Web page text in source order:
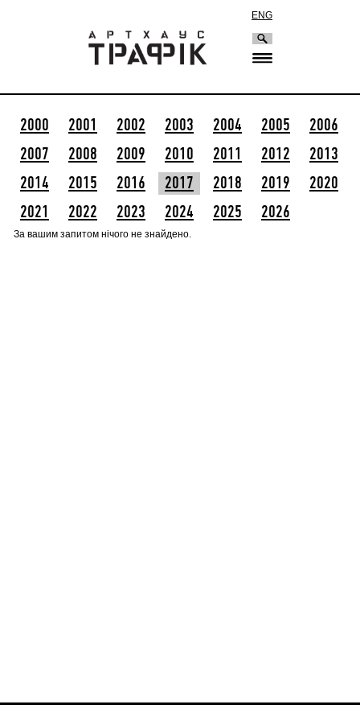
ENG
2000 2001 2002 2003 2004 2005
2006
2007
2008 2009 2010 2011 2012
2013
2014
2015 2016 2017 2018 2019
2020
2021
2022 2023 2024 2025 2026
За вашим запитом нічого не знайдено.